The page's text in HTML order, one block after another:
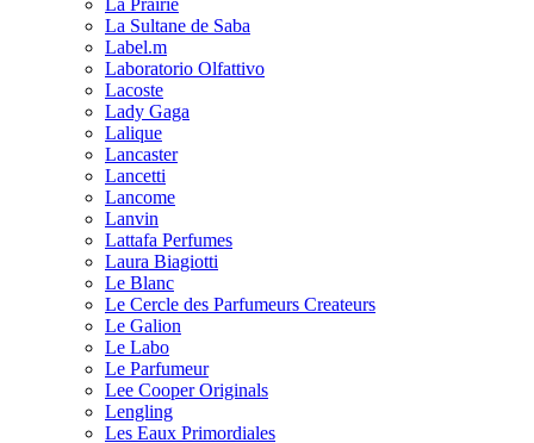
La Prairie
La Sultane de Saba
Label.m
Laboratorio Olfattivo
Lacoste
Lady Gaga
Lalique
Lancaster
Lancetti
Lancome
Lanvin
Lattafa Perfumes
Laura Biagiotti
Le Blanc
Le Cercle des Parfumeurs Createurs
Le Galion
Le Labo
Le Parfumeur
Lee Cooper Originals
Lengling
Les Eaux Primordiales